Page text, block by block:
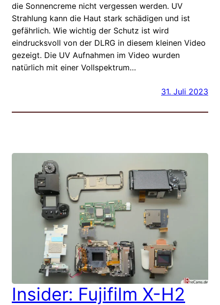
die Sonnencreme nicht vergessen werden. UV
Strahlung kann die Haut stark schädigen und ist
gefährlich. Wie wichtig der Schutz ist wird
eindrucksvoll von der DLRG in diesem kleinen Video
gezeigt. Die UV Aufnahmen im Video wurden
natürlich mit einer Vollspektrum…
31. Juli 2023
Insider: Fujifilm X-H2